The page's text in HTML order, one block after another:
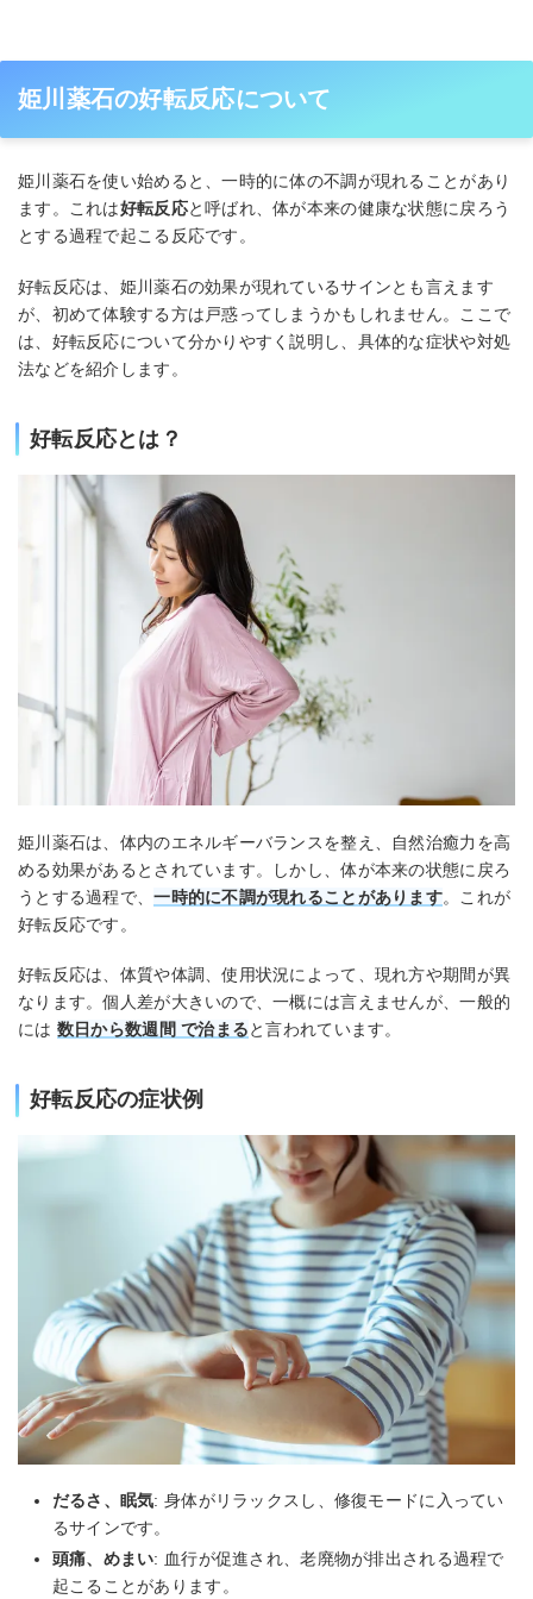
姫川薬石の好転反応について
姫川薬石を使い始めると、一時的に体の不調が現れることがあり
ます。これは好転反応と呼ばれ、体が本来の健康な状態に戻ろう
とする過程で起こる反応です。
好転反応は、姫川薬石の効果が現れているサインとも言えます
が、初めて体験する方は戸惑ってしまうかもしれません。ここで
は、好転反応について分かりやすく説明し、具体的な症状や対処
法などを紹介します。
好転反応とは？
姫川薬石は、体内のエネルギーバランスを整え、自然治癒力を高
める効果があるとされています。しかし、体が本来の状態に戻ろ
うとする過程で、一時的に不調が現れることがあります。これが
好転反応です。
好転反応は、体質や体調、使用状況によって、現れ方や期間が異
なります。個人差が大きいので、一概には言えませんが、一般的
には 数日から数週間 で治まると言われています。
好転反応の症状例
だるさ、眠気: 身体がリラックスし、修復モードに入ってい
るサインです。
頭痛、めまい: 血行が促進され、老廃物が排出される過程で
起こることがあります。